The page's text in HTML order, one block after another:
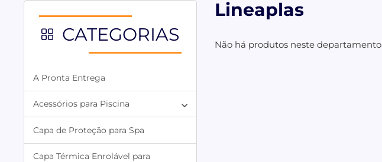
CATEGORIAS
A Pronta Entrega
Acessórios para Piscina
Capa de Proteção para Spa
Capa Térmica Enrolável para
Lineaplas
Não há produtos neste departamento